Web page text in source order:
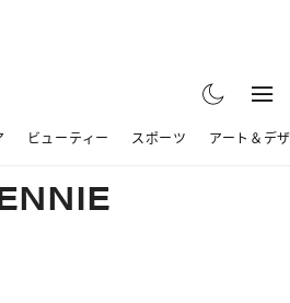
ビューティー スポーツ アート＆デ